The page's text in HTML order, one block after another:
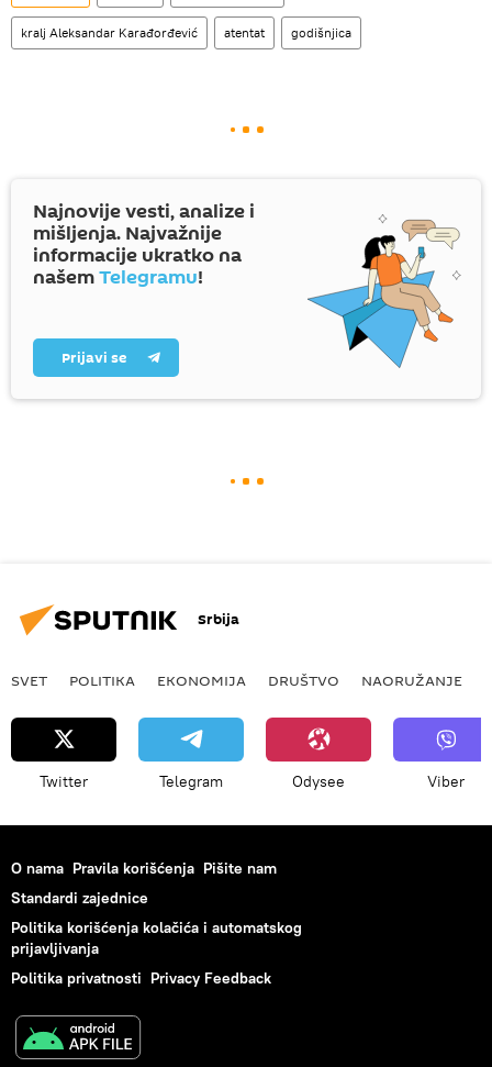
kralj Aleksandar Karađorđević atentat godišnjica
Najnovije vesti, analize i
mišljenja. Najvažnije
informacije ukratko na
našemTelegramu!
Prijavi se
Srbija
SVET POLITIKA EKONOMIJA DRUŠTVO NAORUŽANJE
Twitter Telegram Odysee Viber
O nama Pravila korišćenja Pišite nam
Standardi zajednice
Politika korišćenja kolačića i automatskog
prijavljivanja
Politika privatnosti Privacy Feedback